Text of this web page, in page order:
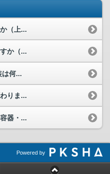
（上...
か（...
は何...
りま...
器・...
Powered by